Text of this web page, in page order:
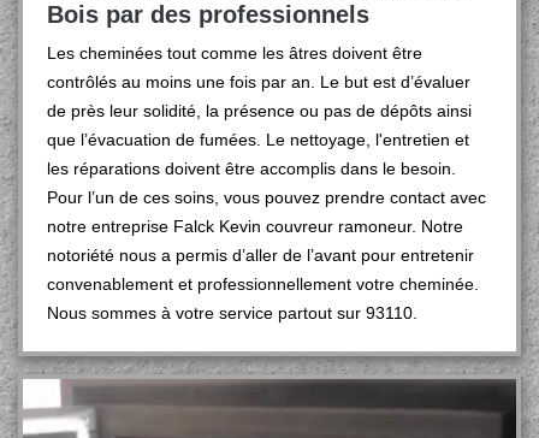
Bois par des professionnels
Les cheminées tout comme les âtres doivent être
contrôlés au moins une fois par an. Le but est d’évaluer
de près leur solidité, la présence ou pas de dépôts ainsi
que l’évacuation de fumées. Le nettoyage, l'entretien et
les réparations doivent être accomplis dans le besoin.
Pour l’un de ces soins, vous pouvez prendre contact avec
notre entreprise Falck Kevin couvreur ramoneur. Notre
notoriété nous a permis d’aller de l’avant pour entretenir
convenablement et professionnellement votre cheminée.
Nous sommes à votre service partout sur 93110.